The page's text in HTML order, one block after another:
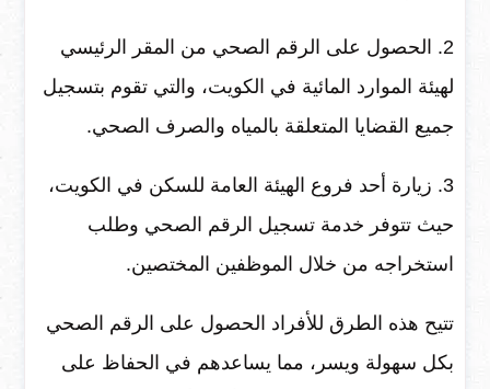
2. الحصول على الرقم الصحي من المقر الرئيسي
لهيئة الموارد المائية في الكويت، والتي تقوم بتسجيل
جميع القضايا المتعلقة بالمياه والصرف الصحي.
3. زيارة أحد فروع الهيئة العامة للسكن في الكويت،
حيث تتوفر خدمة تسجيل الرقم الصحي وطلب
استخراجه من خلال الموظفين المختصين.
تتيح هذه الطرق للأفراد الحصول على الرقم الصحي
بكل سهولة ويسر، مما يساعدهم في الحفاظ على